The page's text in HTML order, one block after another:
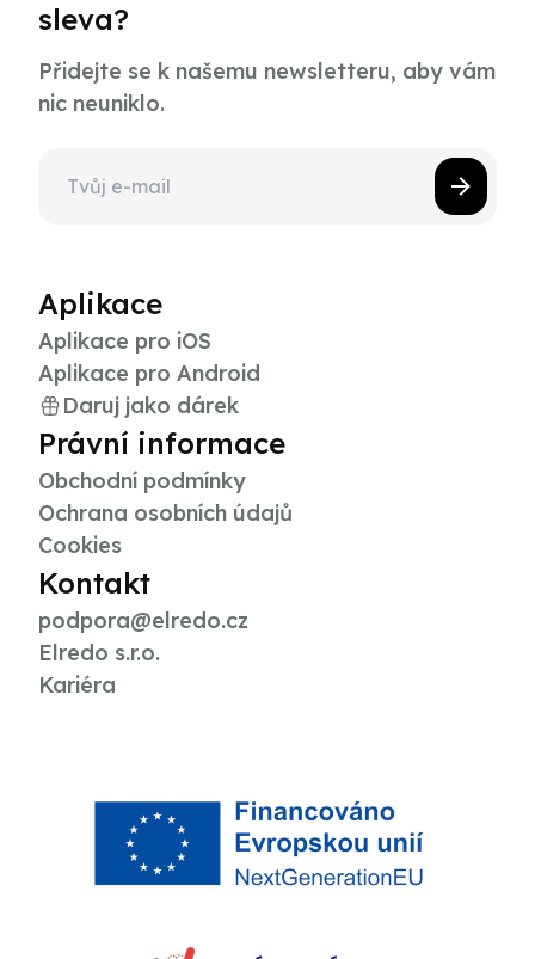
sleva?
Přidejte se k našemu newsletteru, aby vám
nic neuniklo.
Aplikace
Aplikace pro iOS
Aplikace pro Android
Daruj jako dárek
Právní informace
Obchodní podmínky
Ochrana osobních údajů
Cookies
Kontakt
podpora@elredo.cz
Elredo s.r.o.
Kariéra